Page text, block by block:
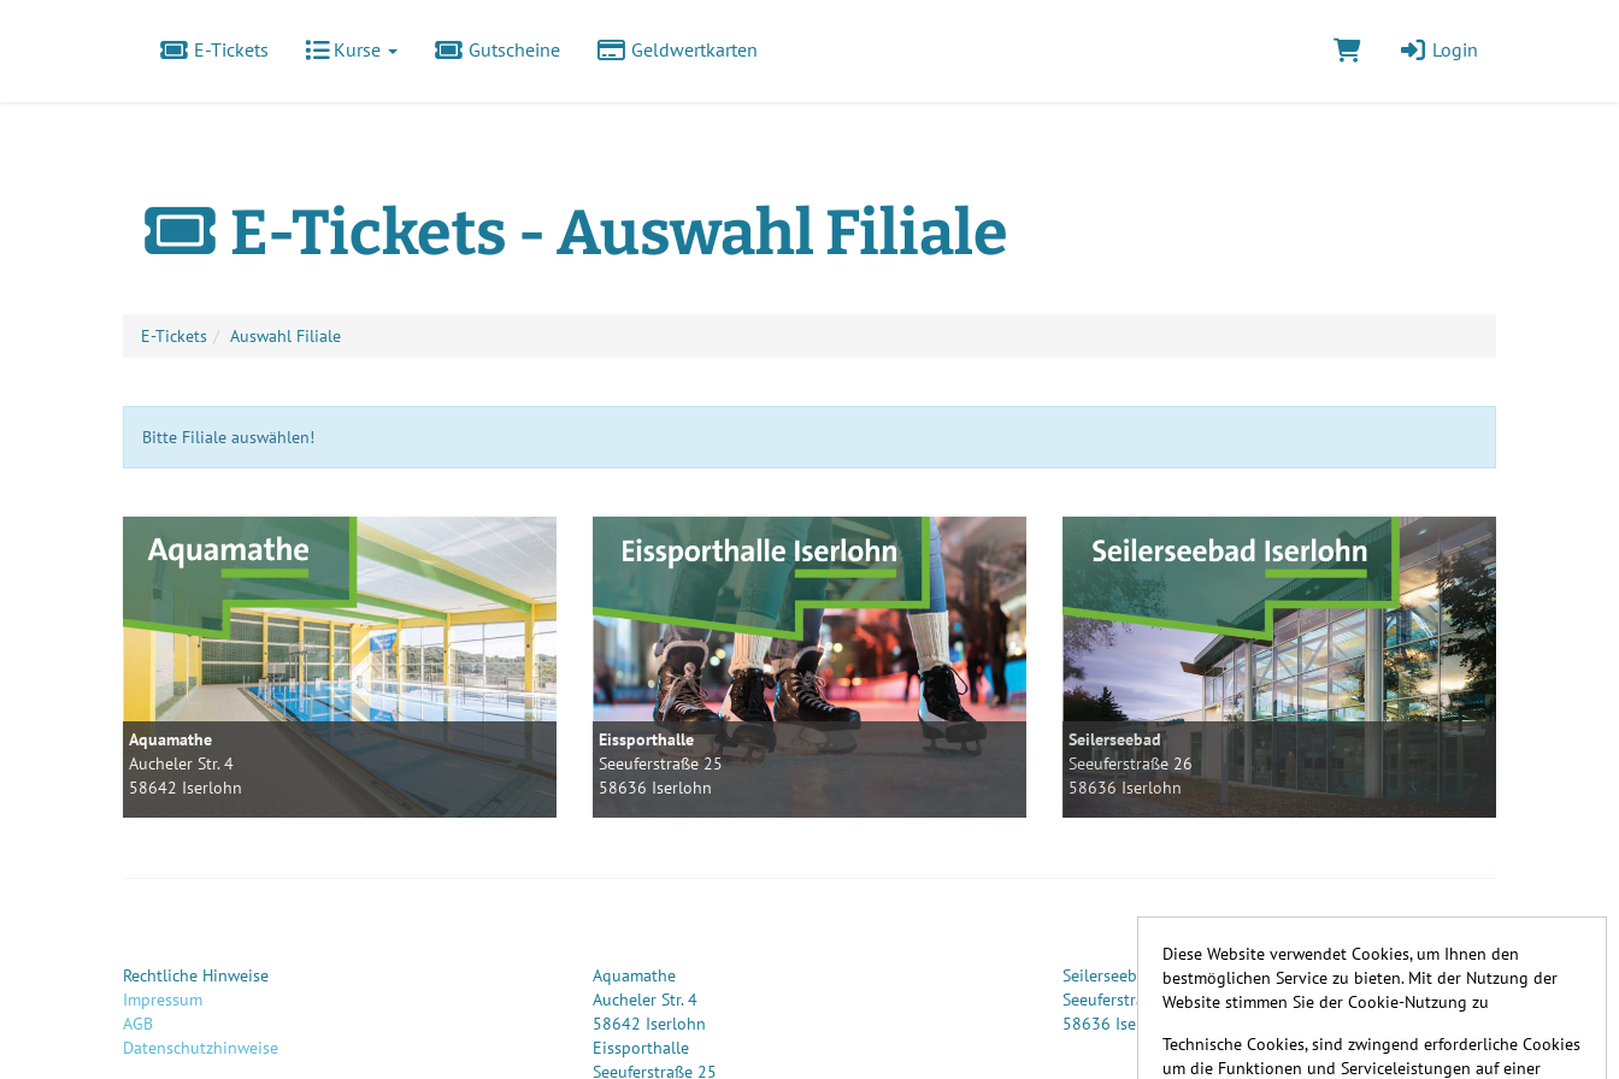
E-Tickets Kurse Gutscheine Geldwertkarten Login
E-Tickets - Auswahl Filiale
E-Tickets Auswahl Filiale
Bitte Filiale auswählen!
Aquamathe
Aucheler Str. 4
58642 Iserlohn
Eissporthalle
Seeuferstraße 25
58636 Iserlohn
Seilerseebad
Seeuferstraße 26
58636 Iserlohn
Rechtliche Hinweise
Impressum
AGB
Datenschutzhinweise
Aquamathe
Aucheler Str. 4
58642 Iserlohn
Seilerseebad
Seeuferstraße 26
58636 Iserlohn
Eissporthalle
Seeuferstraße 25
Diese Website verwendet Cookies, um Ihnen den
bestmöglichen Service zu bieten. Mit der Nutzung der
Website stimmen Sie der Cookie-Nutzung zu
Technische Cookies, sind zwingend erforderliche Cookies
um die Funktionen und Serviceleistungen auf einer